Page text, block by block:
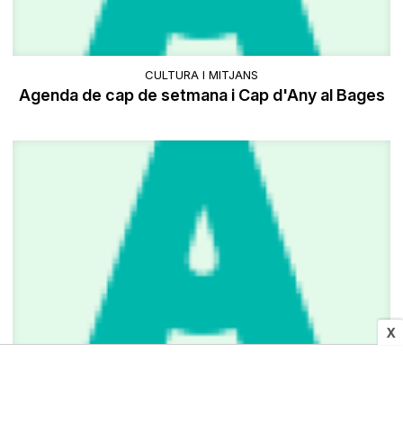
X
CULTURA I MITJANS
Agenda de cap de setmana i Cap d'Any al Bages